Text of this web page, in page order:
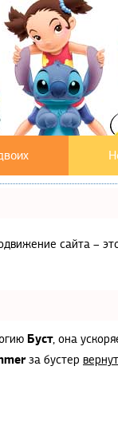
сайта –
Буст, она
за бустер